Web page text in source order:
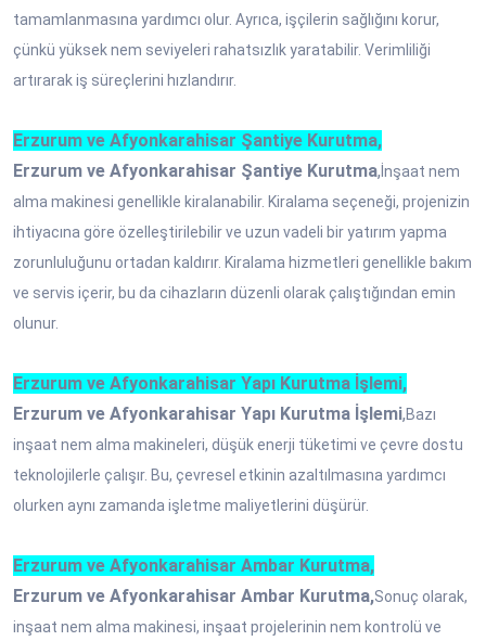
tamamlanmasına yardımcı olur. Ayrıca, işçilerin sağlığını korur,
çünkü yüksek nem seviyeleri rahatsızlık yaratabilir. Verimliliği
artırarak iş süreçlerini hızlandırır.
Erzurum ve Afyonkarahisar Şantiye Kurutma,
Erzurum ve Afyonkarahisar Şantiye Kurutma, İnşaat nem
alma makinesi genellikle kiralanabilir. Kiralama seçeneği, projenizin
ihtiyacına göre özelleştirilebilir ve uzun vadeli bir yatırım yapma
zorunluluğunu ortadan kaldırır. Kiralama hizmetleri genellikle bakım
ve servis içerir, bu da cihazların düzenli olarak çalıştığından emin
olunur.
Erzurum ve Afyonkarahisar Yapı Kurutma İşlemi,
Erzurum ve Afyonkarahisar Yapı Kurutma İşlemi,Bazı
inşaat nem alma makineleri, düşük enerji tüketimi ve çevre dostu
teknolojilerle çalışır. Bu, çevresel etkinin azaltılmasına yardımcı
olurken aynı zamanda işletme maliyetlerini düşürür.
Erzurum ve Afyonkarahisar Ambar Kurutma,
Erzurum ve Afyonkarahisar Ambar Kurutma,Sonuç olarak,
inşaat nem alma makinesi, inşaat projelerinin nem kontrolü ve